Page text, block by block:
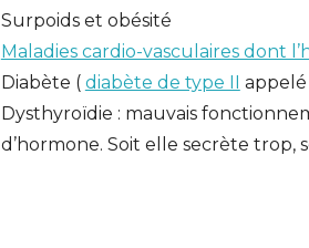
Surpoids et obésité
Maladies cardio-vasculaires dont
Diabète ( diabète de type II
appelé
Dysthyroïdie : mauvais
d’hormone. Soit elle secrète trop,